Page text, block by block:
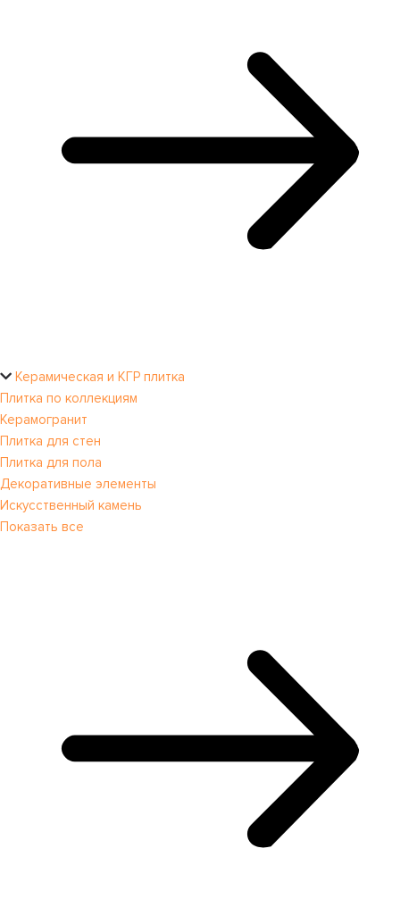
Керамическая и КГР плитка
Плитка по коллекциям
Керамогранит
Плитка для стен
Плитка для пола
Декоративные элементы
Искусственный камень
Показать все